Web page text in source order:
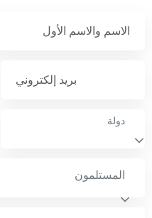
دولة
المستلمون